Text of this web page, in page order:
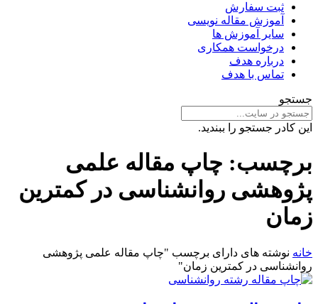
ثبت سفارش
آموزش مقاله نویسی
سایر آموزش ها
درخواست همکاری
درباره هدف
تماس با هدف
جستجو
این کادر جستجو را ببندید.
برچسب: چاپ مقاله علمی
پژوهشی روانشناسی در کمترین
زمان
خانه نوشته های دارای برچسب "چاپ مقاله علمی پژوهشی
روانشناسی در کمترین زمان"